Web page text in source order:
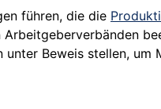
führen, die die
Arbeitgeberverbänden
Beweis stellen, um